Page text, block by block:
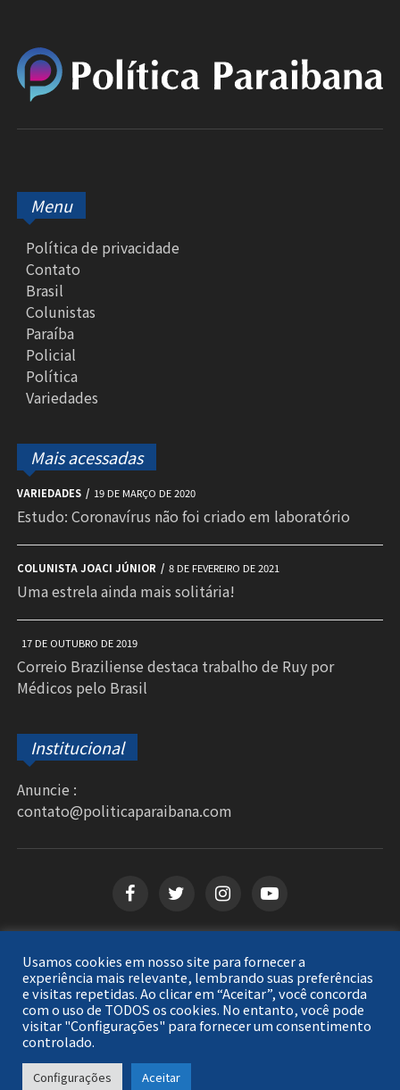
Menu
Política de privacidade
Contato
Brasil
Colunistas
Paraíba
Policial
Política
Variedades
Mais acessadas
VARIEDADES 19 DE MARÇO DE 2020
Estudo: Coronavírus não foi criado em laboratório
COLUNISTA JOACI JÚNIOR 8 DE FEVEREIRO DE 2021
Uma estrela ainda mais solitária!
17 DE OUTUBRO DE 2019
Correio Braziliense destaca trabalho de Ruy por
Médicos pelo Brasil
Institucional
Anuncie :
contato@politicaparaibana.com
Copyright © 2026Política Paraibana. Todos os
direitos reservados.
Usamos cookies em nosso site para fornecer a
experiência mais relevante, lembrando suas preferências
e visitas repetidas. Ao clicar em “Aceitar”, você concorda
com o uso de TODOS os cookies. No entanto, você pode
visitar "Configurações" para fornecer um consentimento
controlado.
Configurações Aceitar